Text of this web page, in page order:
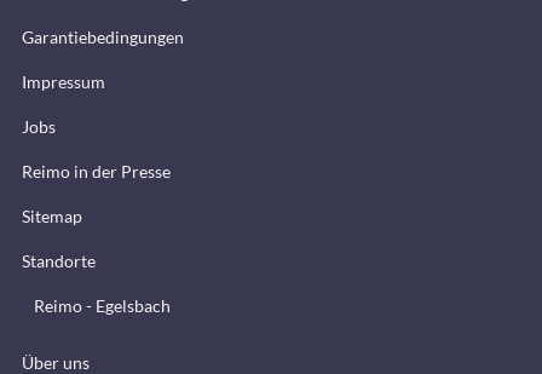
Garantiebedingungen
Impressum
Jobs
Reimo in der Presse
Sitemap
Standorte
Reimo - Egelsbach
Über uns